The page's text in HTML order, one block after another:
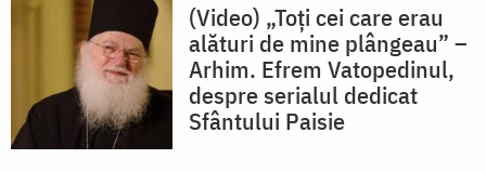
(Video) „Toți cei care erau
alături de mine plângeau” –
Arhim. Efrem Vatopedinul,
despre serialul dedicat
Sfântului Paisie